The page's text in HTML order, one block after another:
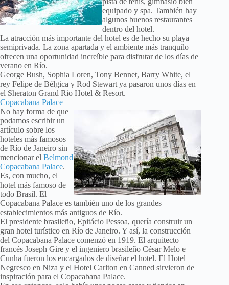
equipado y spa. También hay
algunos buenos restaurantes
dentro del hotel.
La atracción más importante del hotel es de hecho su playa
semiprivada. La zona apartada y el ambiente más tranquilo
ofrecen una oportunidad increíble para disfrutar de los días de
verano en Río.
George Bush, Sophia Loren, Tony Bennet, Barry White, el
rey Felipe de Bélgica y Rod Stewart ya pasaron unos días en
el Sheraton Grand Rio Hotel & Resort.
Copacabana Palace
No hay forma de que
podamos escribir un
artículo sobre los
hoteles más famosos
de Río de Janeiro sin
mencionar el Belmond
Copacabana Palace.
Es, con mucho, el
hotel más famoso de
todo Brasil. El
Copacabana Palace es también uno de los grandes
establecimientos más antiguos de Río.
El presidente brasileño, Epitácio Pessoa, quería construir un
gran hotel turístico en Río de Janeiro. Y así, la construcción
del Copacabana Palace comenzó en 1919. El arquitecto
francés Joseph Gire y el ingeniero brasileño César Melo e
Cunha fueron los encargados de diseñar el hotel. El Hotel
Negresco en Niza y el Hotel Carlton en Canned sirvieron de
inspiración para el Copacabana Palace.